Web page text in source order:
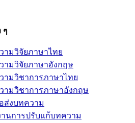
ๆ
ามวิจัยภาษาไทย
วามวิจัยภาษาอังกฤษ
วามวิชาการภาษาไทย
วามวิชาการภาษาอังกฤษ
ส่งบทความ
านการปรับแก้บทความ